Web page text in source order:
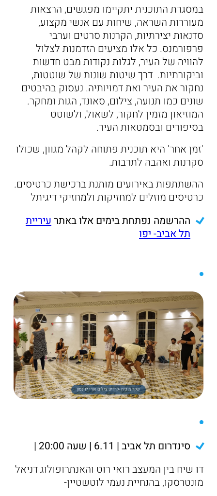
במסגרת התוכנית יתקיימו מפגשים, הרצאות
מעוררות השראה, שיחות עם אנשי מקצוע,
סדנאות יצירתיות, הקרנות סרטים וערבי
פרפורמנס. כל אלו מציעים הזדמנות לצלול
להוויה של העיר, לגלות נקודות מבט חדשות
וביקורתיות. דרך שיטות שונות של שוטטות,
נחקור את העיר ואת דמויותיה. נעסוק בהיבטים
שונים כמו תנועה, צילום, סאונד, הגות ומחקר.
המוזיאון מזמין לחקור, לשאול, ולשוטט
בסיפורים ובסמטאות העיר.
'זמן אחר' היא תוכנית פתוחה לקהל מגוון, שכולו
סקרנות ואהבה לתרבות.
ההשתתפות באירועים מותנת ברכישת כרטיסים.
כרטיסים מוזלים למחזיקות ולמחזיקי דיגיתל
ההרשמה נפתחת בימים אלו באתרעיריית
תל אביב- יפו
שקד מוכיח -קרדיט צילום אורי לוינסון
סינדרום תל אביב | 6.11 | שעה 20:00 |
דו שיח בין המעצב רואי רוט והאנתרופולוג דניאל
מונטרסקו, בהנחיית נעמי לוטשטיין-